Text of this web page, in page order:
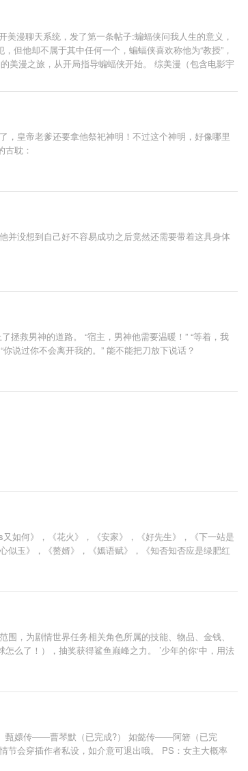
漫聊天系统，发了第一条帖子:蝙蝠侠问我人生的意义，
但他却不属于其中任何一个，蝙蝠侠喜欢称他为“教授”，
美漫之旅，从开局指导蝙蝠侠开始。 综美漫（包含电影宇
皇帝老爹还要拿他祭祀神明！不过这个神明，好像哪里
耽：
并没想到自己好不容易成功之后竟然还需要带着这具身体
拯救男神的道路。 “宿主，男神他需要温暖！” “等着，我
说过你不会离开我的。” 能不能把刀放下说话？
何》，《花火》，《安家》，《好先生》，《下一站是
玉》，《赘婿》，《嫣语赋》，《知否知否应是绿肥红
，为剧情世界任务相关角色所属的技能、物品、金钱、
么了！），抽奖获得鲨鱼巅峰之力。 ’少年的你‘中，用法
甄嬛传——曹琴默（已完成?） 如懿传——阿箬（已完
会穿插作者私设，如介意可退出哦。 PS：女主大概率